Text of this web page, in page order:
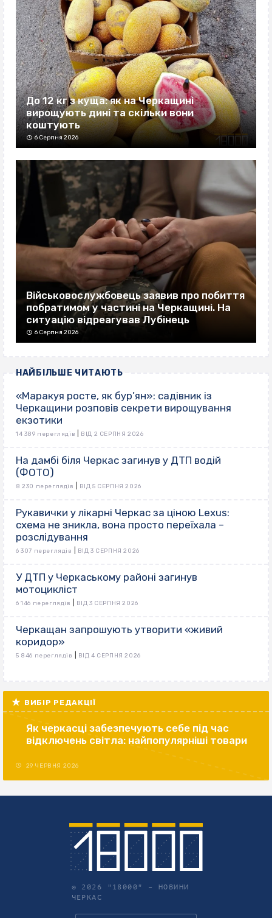
До 12 кг з куща: як на Черкащині
вирощують дині та скільки вони
коштують
6 Серпня 2026
Військовослужбовець заявив про побиття
побратимом у частині на Черкащині. На
ситуацію відреагував Лубінець
6 Серпня 2026
НАЙБІЛЬШЕ ЧИТАЮТЬ
«Маракуя росте, як бур’ян»: садівник із
Черкащини розповів секрети вирощування
екзотики
14 389 переглядів ВІД 2 СЕРПНЯ 2026
На дамбі біля Черкас загинув у ДТП водій
(ФОТО)
8 230 переглядів ВІД 5 СЕРПНЯ 2026
Рукавички у лікарні Черкас за ціною Lexus:
схема не зникла, вона просто переїхала –
розслідування
6 307 переглядів ВІД 3 СЕРПНЯ 2026
У ДТП у Черкаському районі загинув
мотоцикліст
6 146 переглядів ВІД 3 СЕРПНЯ 2026
Черкащан запрошують утворити «живий
коридор»
5 846 переглядів ВІД 4 СЕРПНЯ 2026
ВИБІР РЕДАКЦІЇ
Як черкасці забезпечують себе під час
відключень світла: найпопулярніші товари
29 ЧЕРВНЯ 2026
© 2026 "18000" – НОВИНИ
ЧЕРКАС